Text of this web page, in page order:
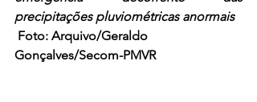
precipitações pluviométricas anormais
Foto: Arquivo/Geraldo
Gonçalves/Secom-PMVR